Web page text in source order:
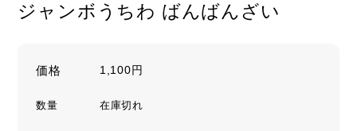
ジャンボうちわ ばんばんざい
価格 1,100円
数量